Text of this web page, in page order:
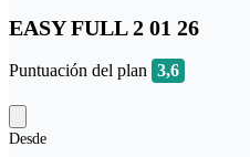
EASY FULL 2 01 26
Puntuación del plan 3,6
Desde